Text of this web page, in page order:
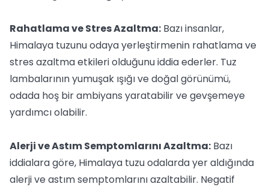
Rahatlama ve Stres Azaltma: Bazı insanlar,
Himalaya tuzunu odaya yerleştirmenin rahatlama ve
stres azaltma etkileri olduğunu iddia ederler. Tuz
lambalarının yumuşak ışığı ve doğal görünümü,
odada hoş bir ambiyans yaratabilir ve gevşemeye
yardımcı olabilir.
Alerji ve Astım Semptomlarını Azaltma: Bazı
iddialara göre, Himalaya tuzu odalarda yer aldığında
alerji ve astım semptomlarını azaltabilir. Negatif